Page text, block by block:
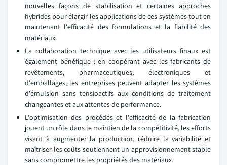
nouvelles façons de stabilisation et certaines approches
hybrides pour élargir les applications de ces systèmes tout en
maintenant l'efficacité des formulations et la fiabilité des
matériaux.
La collaboration technique avec les utilisateurs finaux est
également bénéfique : en coopérant avec les fabricants de
revêtements, pharmaceutiques, électroniques et
d'emballages, les entreprises peuvent adapter les systèmes
d'émulsion sans tensioactifs aux conditions de traitement
changeantes et aux attentes de performance.
L'optimisation des procédés et l'efficacité de la fabrication
jouent un rôle dans le maintien de la compétitivité, les efforts
visant à augmenter la production, réduire la variabilité et
maîtriser les coûts soutiennent un approvisionnement stable
sans compromettre les propriétés des matériaux.